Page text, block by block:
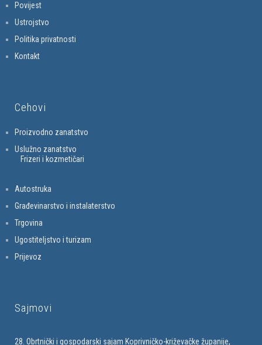
Povijest
Ustrojstvo
Politika privatnosti
Kontakt
Cehovi
Proizvodno zanatstvo
Uslužno zanatstvo
Frizeri i kozmetičari
Autostruka
Građevinarstvo i instalaterstvo
Trgovina
Ugostiteljstvo i turizam
Prijevoz
Sajmovi
28. Obrtnički i gospodarski sajam Koprivničko-križevačke županije,